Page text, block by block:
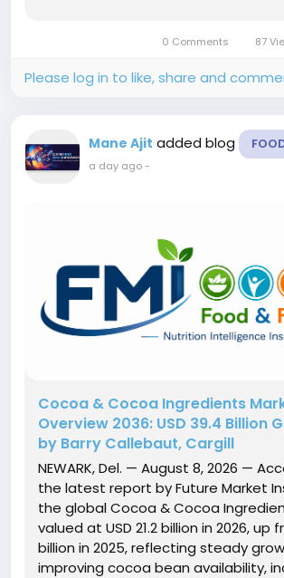
responsibilities and develop
0 Comments 87
Please log in to like, share and
Mane Ajit added blog
a day ago-
Cocoa & Cocoa Ingredients
Overview 2036: USD 39.4 Billion
by Barry Callebaut, Cargill
NEWARK, Del. — August 8, 2026 —
the latest report by Future Market
the global Cocoa & Cocoa
valued at USD 21.2 billion in 2026, up
billion in 2025, reflecting steady
improving cocoa bean availability,